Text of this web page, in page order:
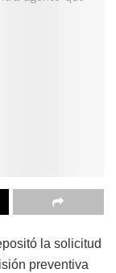
la solicitud
preventiva